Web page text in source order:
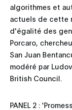
algorithmes et
actuels de cette
d'égalité des
Porcaro,
San Juan
modéré par
British Council.
PANEL 2 :